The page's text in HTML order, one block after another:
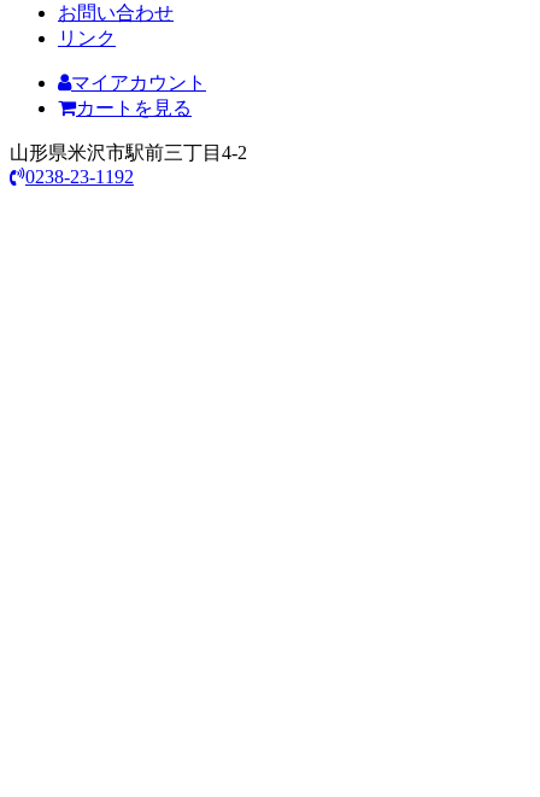
お問い合わせ
リンク
マイアカウント
カートを見る
山形県米沢市駅前三丁目4-2
0238-23-1192